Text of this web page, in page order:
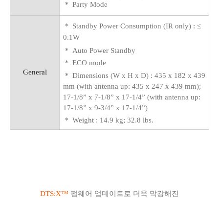
＊ Party Mode
General
＊ Standby Power Consumption (IR only) : ≤
0.1W
＊ Auto Power Standby
＊ ECO mode
＊ Dimensions (W x H x D) : 435 x 182 x 439
mm (with antenna up: 435 x 247 x 439 mm);
17-1/8” x 7-1/8” x 17-1/4” (with antenna up:
17-1/8” x 9-3/4” x 17-1/4”)
＊ Weight : 14.9 kg; 32.8 lbs.
DTS:X™ 펌웨어 업데이트로 더욱 막강해진